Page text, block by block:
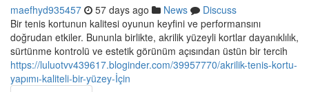
maefhyd935457 57 days ago News
Discuss
Bir tenis kortunun kalitesi oyunun keyfini ve performansını
doğrudan etkiler. Bununla birlikte, akrilik yüzeyli kortlar dayanıklılık,
sürtünme kontrolü ve estetik görünüm açısından üstün bir tercih
https://luluotvv439617.bloginder.com/39957770/akrilik-tenis-kortu-
yapımı-kaliteli-bir-yüzey-İçin